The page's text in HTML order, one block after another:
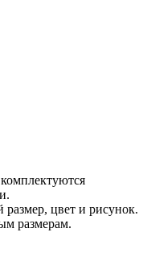
цвет и рисунок.
размерам.